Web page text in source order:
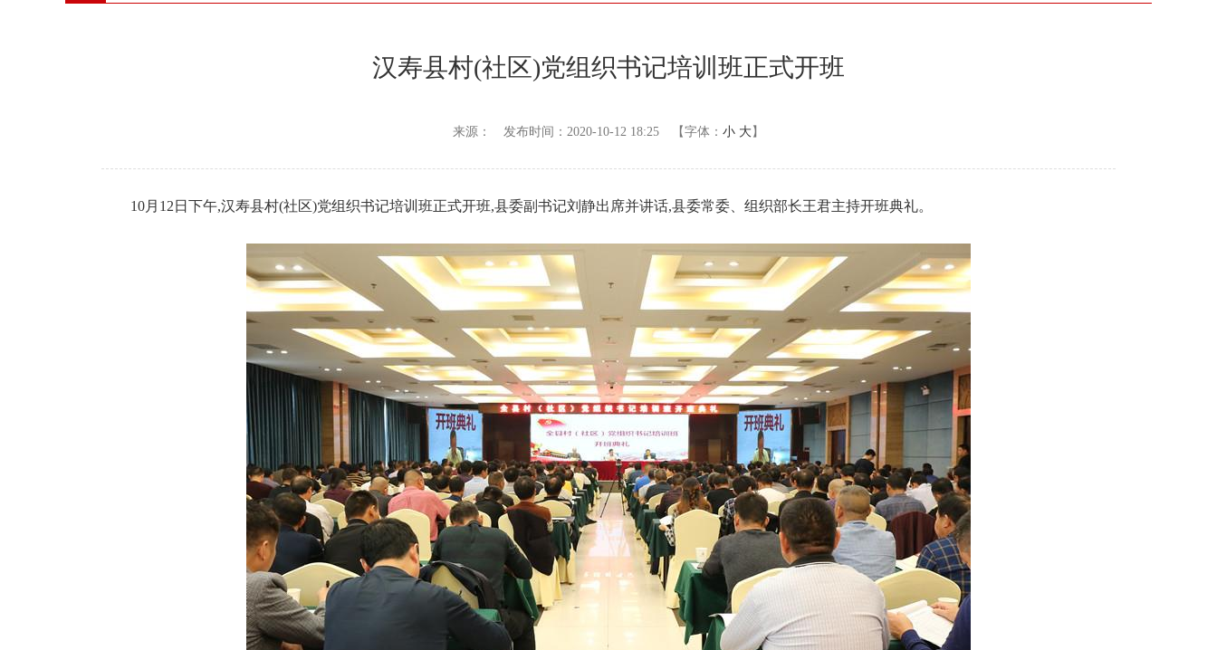
汉寿县村(社区)党组织书记培训班正式开班
来源： 发布时间：2020-10-12 18:25 【字体： 小 大 】
10月12日下午,汉寿县村(社区)党组织书记培训班正式开班,县委副书记刘静出席并讲话,县委常委、组织部长王君主持开班典礼。